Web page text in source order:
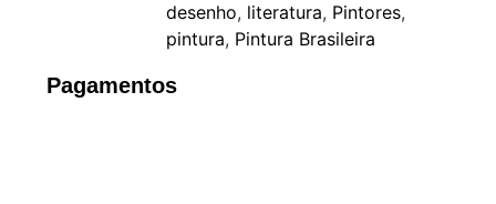
desenho, literatura, Pintores,
pintura, Pintura Brasileira
Pagamentos